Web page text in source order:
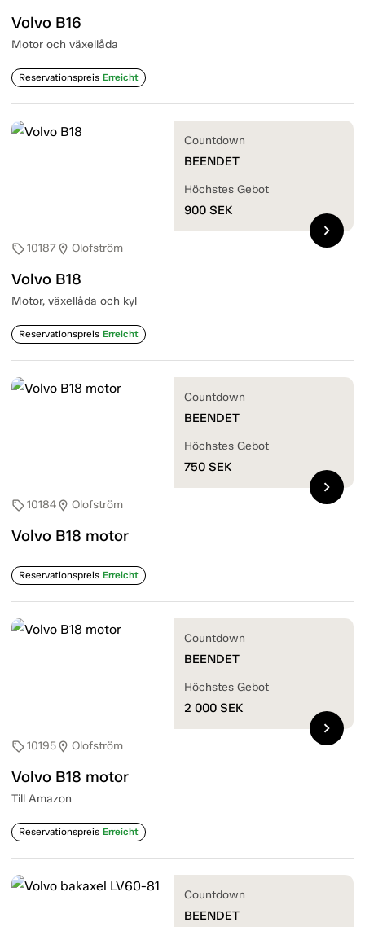
Volvo B16
Motor och växellåda
Reservationspreis Erreicht
sell10187location_on Olofström
Volvo B18
Motor, växellåda och kyl
Reservationspreis Erreicht
Countdown
BEENDET
Höchstes Gebot
900 SEK
chevron_right
sell10184location_on Olofström
Volvo B18 motor
Reservationspreis Erreicht
Countdown
BEENDET
Höchstes Gebot
750 SEK
chevron_right
sell10195location_on Olofström
Volvo B18 motor
Till Amazon
Reservationspreis Erreicht
Countdown
BEENDET
Höchstes Gebot
2 000 SEK
chevron_right
Countdown
BEENDET